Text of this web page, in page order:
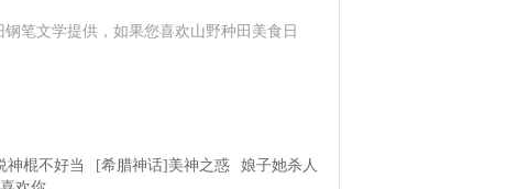
笔文学提供，如果您喜欢山野种田美食日
神棍不好当 [希腊神话]美神之惑
娘子她杀人